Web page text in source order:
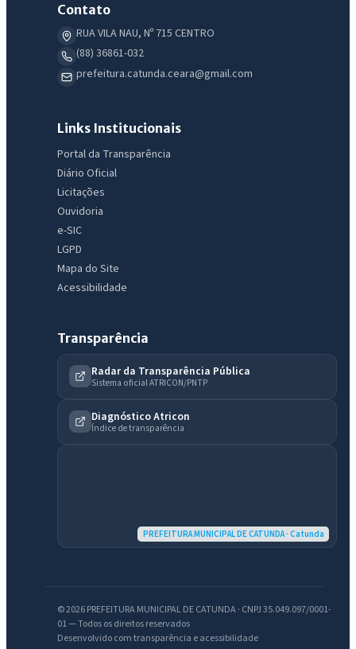
Contato
RUA VILA NAU, Nº 715 CENTRO
(88) 36861-032
prefeitura.catunda.ceara@gmail.com
Links Institucionais
Portal da Transparência
Diário Oficial
Licitações
Ouvidoria
e-SIC
LGPD
Mapa do Site
Acessibilidade
Transparência
Radar da Transparência Pública
Sistema oficial ATRICON/PNTP
Diagnóstico Atricon
Índice de transparência
PREFEITURA MUNICIPAL DE CATUNDA · Catunda
© 2026 PREFEITURA MUNICIPAL DE CATUNDA · CNPJ 35.049.097/0001-
01 — Todos os direitos reservados
Desenvolvido com transparência e acessibilidade
Assistente do Portal
licitações, estrutura ou transparência do município.
Licitações abertas Carta de serviços Diário Oficial